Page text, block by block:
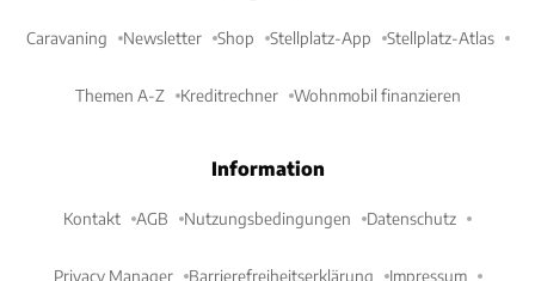
Caravaning Newsletter Shop Stellplatz-App Stellplatz-Atlas
Themen A-Z Kreditrechner Wohnmobil finanzieren
Information
Kontakt AGB Nutzungsbedingungen Datenschutz
Privacy Manager Barrierefreiheitserklärung Impressum